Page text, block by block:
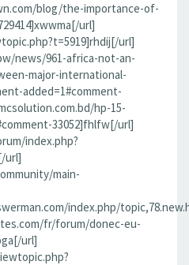
blog/the-importance-of-
url]
url]
news/961-africa-not-an-
major-international-
added=1#comment-
hp-15-
33052]fhlfw[/url]
index.php?
url]
main-
index.php/
fr/forum/donec-eu-
url]